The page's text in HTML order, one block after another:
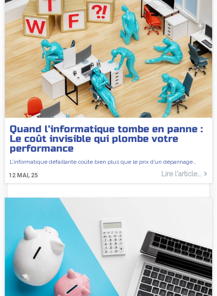
Quand l’informatique tombe en panne :
Le coût invisible qui plombe votre
performance
12 MAI, 25
L’informatique défaillante coûte bien plus que le prix d’un dépannage…
Lire l'article...